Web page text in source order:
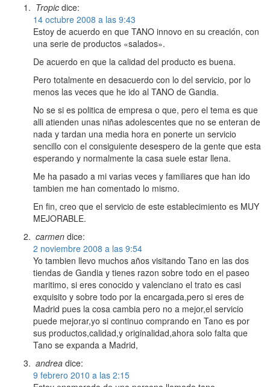
Tropic dice:
14 octubre 2008 a las 9:43
Estoy de acuerdo en que TANO innovo en su creación, con
una serie de productos «salados».
De acuerdo en que la calidad del producto es buena.
Pero totalmente en desacuerdo con lo del servicio, por lo
menos las veces que he ido al TANO de Gandia.
No se si es politica de empresa o que, pero el tema es que
alli atienden unas niñas adolescentes que no se enteran de
nada y tardan una media hora en ponerte un servicio
sencillo con el consiguiente desespero de la gente que esta
esperando y normalmente la casa suele estar llena.
Me ha pasado a mi varias veces y familiares que han ido
tambien me han comentado lo mismo.
En fin, creo que el servicio de este establecimiento es MUY
MEJORABLE.
carmen dice:
2 noviembre 2008 a las 9:54
Yo tambien llevo muchos años visitando Tano en las dos
tiendas de Gandia y tienes razon sobre todo en el paseo
maritimo, si eres conocido y valenciano el trato es casi
exquisito y sobre todo por la encargada,pero si eres de
Madrid pues la cosa cambia pero no a mejor,el servicio
puede mejorar,yo si continuo comprando en Tano es por
sus productos,calidad,y originalidad,ahora solo falta que
Tano se expanda a Madrid,
andrea dice:
9 febrero 2010 a las 2:15